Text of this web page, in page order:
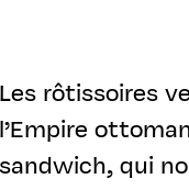
Les rôtissoires
l’Empire
sandwich, qui